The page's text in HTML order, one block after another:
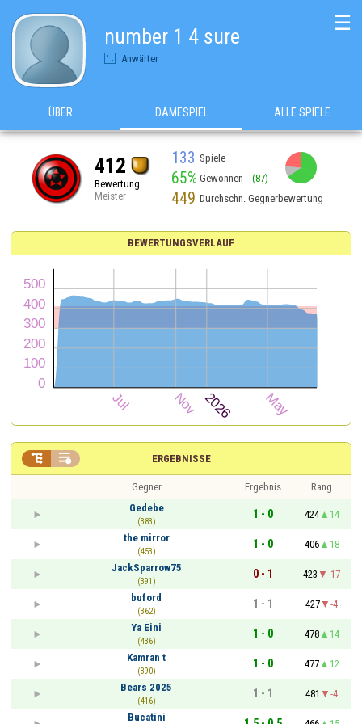
number 1 4 sure
Anwärter
☰
ÜBER DAMESPIEL ALLE SPIELE
412
Bewertung
Meister
133 Spiele
65% Gewonnen (87)
449 Durchschn. Gegnerbewertung
BEWERTUNGSVERLAUF
ERGEBNISSE
 
Gegner Ergebnis
Rang
Gedebe
(383)
1 - 0 424
14
the mirror
(453)
1 - 0 406
18
JackSparrow75
(391)
0 - 1 423
-17
buford
(362)
1 - 1 427
-4
Ya Eini
(436)
1 - 0 478
14
Kamran t
(390)
1 - 0 477
12
Bears 2025
(416)
1 - 1 481
-4
Bucatini